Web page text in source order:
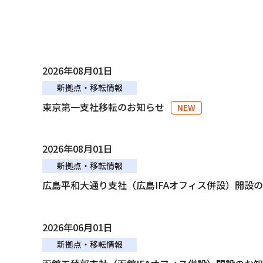
2026年08月01日
新拠点・移転情報
東京第一支社移転のお知らせ
2026年08月01日
新拠点・移転情報
広島平和大通り支社（広島IFAオフィス併設）開設
2026年06月01日
新拠点・移転情報